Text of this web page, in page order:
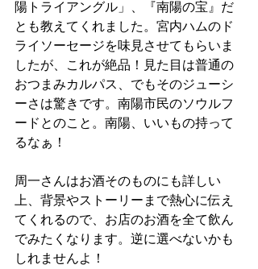
陽トライアングル」、『南陽の宝』だ
とも教えてくれました。宮内ハムのド
ライソーセージを味見させてもらいま
したが、これが絶品！見た目は普通の
おつまみカルパス、でもそのジューシ
ーさは驚きです。南陽市民のソウルフ
ードとのこと。南陽、いいもの持って
るなぁ！
周一さんはお酒そのものにも詳しい
上、背景やストーリーまで熱心に伝え
てくれるので、お店のお酒を全て飲ん
でみたくなります。逆に選べないかも
しれませんよ！